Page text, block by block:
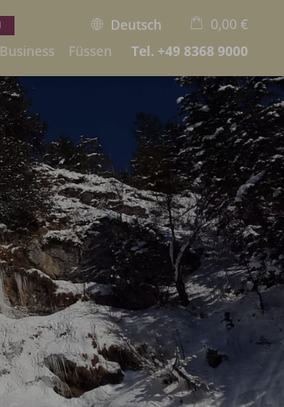
Business Füssen
Deutsch
Tel. +49 8368 9000
0,00 €
×
Warenkorb ist leer